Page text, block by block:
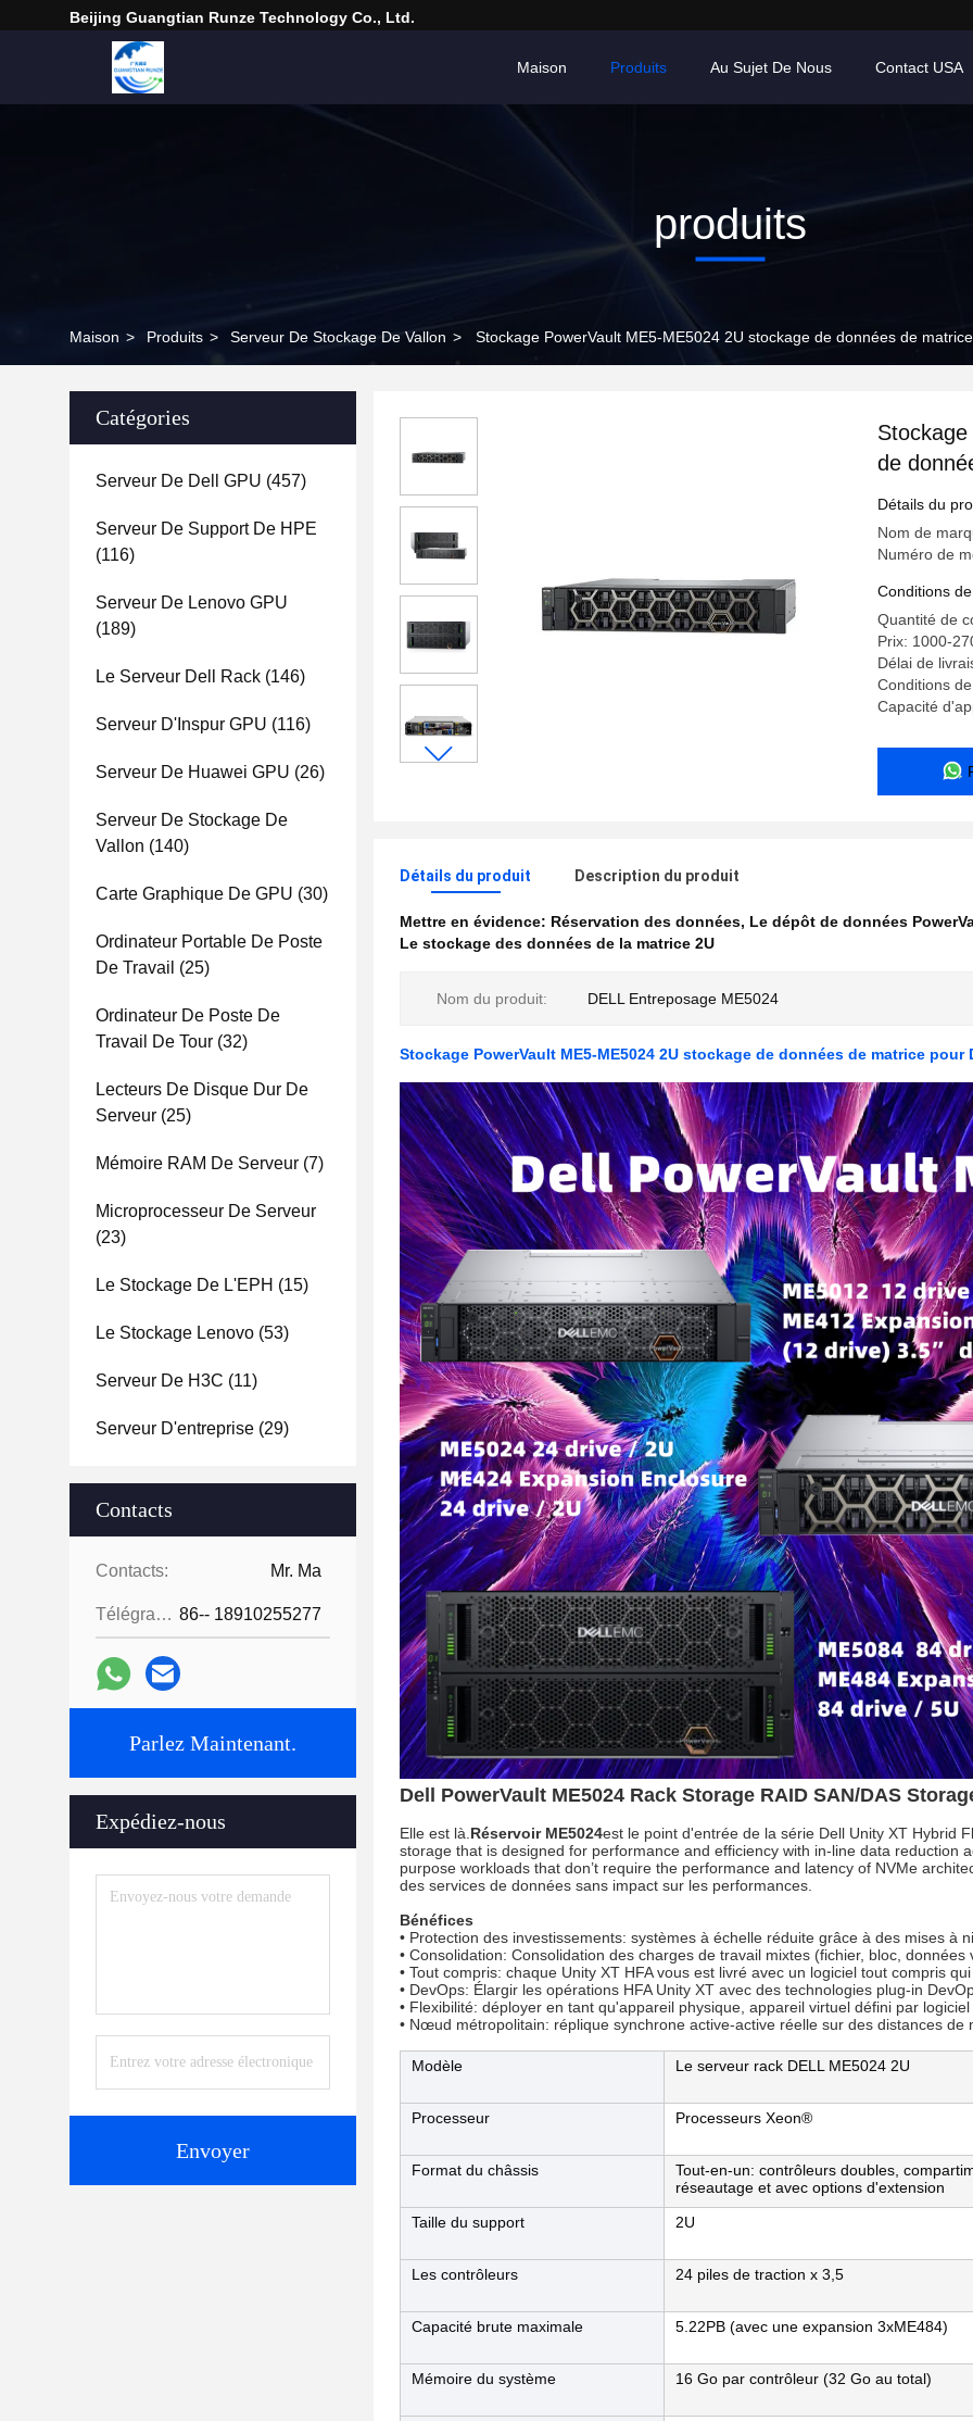
Beijing Guangtian Runze Technology Co., Ltd.
Maison Produits Au Sujet De Nous Contact USA
produits
Maison > Produits > Serveur De Stockage De Vallon > Stockage PowerVault ME5-ME5024 2U stockage de données de
Catégories
Serveur De Dell GPU (457)
Serveur De Support De HPE
(116)
Serveur De Lenovo GPU
(189)
Le Serveur Dell Rack (146)
Serveur D'Inspur GPU (116)
Serveur De Huawei GPU (26)
Serveur De Stockage De
Vallon (140)
Carte Graphique De GPU (30)
Ordinateur Portable De Poste
De Travail (25)
Ordinateur De Poste De
Travail De Tour (32)
Lecteurs De Disque Dur De
Serveur (25)
Mémoire RAM De Serveur (7)
Microprocesseur De Serveur
(23)
Le Stockage De L'EPH (15)
Le Stockage Lenovo (53)
Serveur De H3C (11)
Serveur D'entreprise (29)
Contacts
Contacts: Mr. Ma
Télégramme: 86-- 18910255277
Parlez Maintenant.
Expédiez-nous
Envoyer
de
Détails du
Nom de
Numéro de
Conditions
Quantité de
Prix: 1000-
Délai de
Conditions
Capacité
Détails du produit Description du produit
Mettre en évidence: Réservation des données, Le dépôt de données
Le stockage des données de la matrice 2U
Nom du produit: DELL Entreposage ME5024
Stockage PowerVault ME5-ME5024 2U stockage de données de matrice pour
Dell PowerVault ME5024 Rack Storage RAID SAN/DAS
Elle est là. Réservoir ME5024est le point d'entrée de la série Dell Unity XT Hybrid
storage that is designed for performance and efficiency with in-line data reduction
purpose workloads that don’t require the performance and latency of NVMe
des services de données sans impact sur les performances.
Bénéfices
• Protection des investissements: systèmes à échelle réduite grâce à des mises à
• Consolidation: Consolidation des charges de travail mixtes (fichier, bloc, données
• Tout compris: chaque Unity XT HFA vous est livré avec un logiciel tout compris
• DevOps: Élargir les opérations HFA Unity XT avec des technologies plug-in
• Flexibilité: déployer en tant qu'appareil physique, appareil virtuel défini par
• Nœud métropolitain: réplique synchrone active-active réelle sur des distances de
Modèle Le serveur rack DELL ME5024 2U
Processeur Processeurs Xeon®
Format du châssis
Tout-en-un: contrôleurs doubles,
réseautage et avec options d'extension
Taille du support
2U
Les contrôleurs 24 piles de traction x 3,5
Capacité brute maximale 5.22PB (avec une expansion 3xME484)
Mémoire du système 16 Go par contrôleur (32 Go au total)